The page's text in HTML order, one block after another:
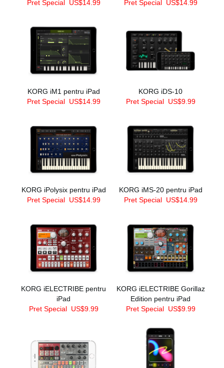
Pret Special US$14.99 Pret Special US$14.99
KORG iM1 pentru iPad
Pret Special US$14.99
KORG iDS-10
Pret Special US$9.99
KORG iPolysix pentru iPad
Pret Special US$14.99
KORG iMS-20 pentru iPad
Pret Special US$14.99
KORG iELECTRIBE pentru
iPad
Pret Special US$9.99
KORG iELECTRIBE Gorillaz
Edition pentru iPad
Pret Special US$9.99